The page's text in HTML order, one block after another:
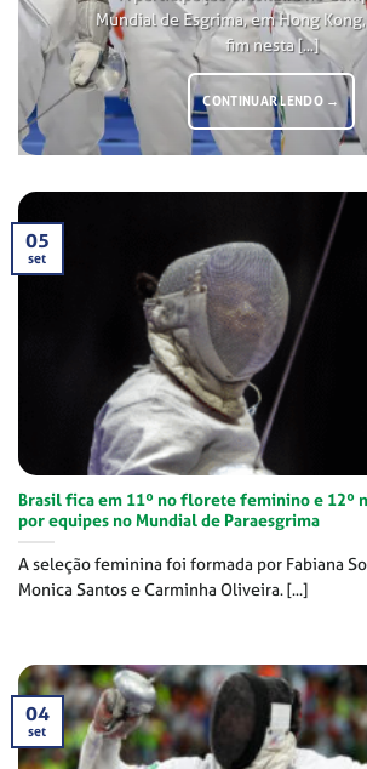
Mundial de Esgrima, em Hong
fim nesta [...]
CONTINUAR LENDO →
Brasil fica em 11º no florete feminino e 12º
por equipes no Mundial de Paraesgrima
A seleção feminina foi formada por Fabiana
Monica Santos e Carminha Oliveira. [...]
05
set
04
set